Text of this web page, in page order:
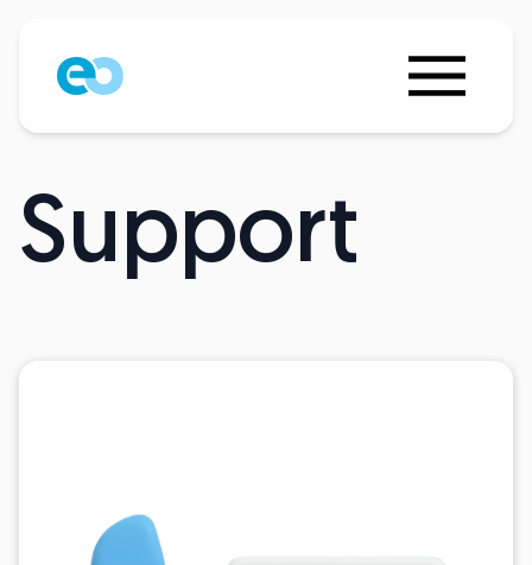
Support